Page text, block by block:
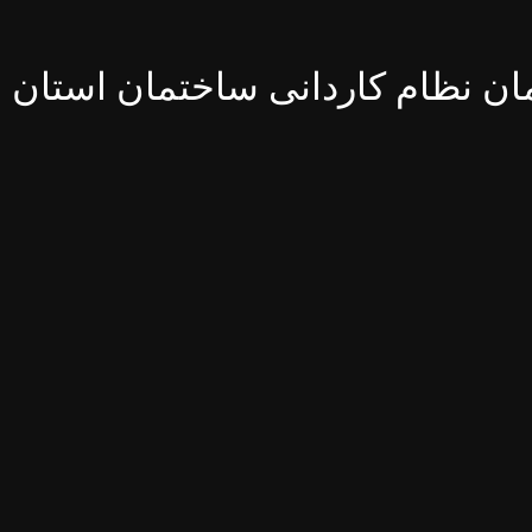
نظام کاردانی ساختمان استان